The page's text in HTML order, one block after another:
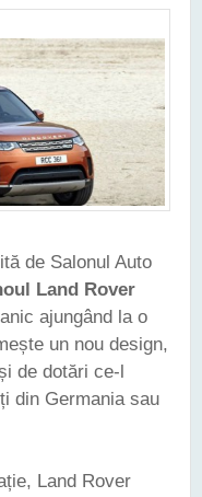
de Salonul Auto
Land Rover
ajungând la o
un nou design,
de dotări ce-l
din Germania sau
Land Rover